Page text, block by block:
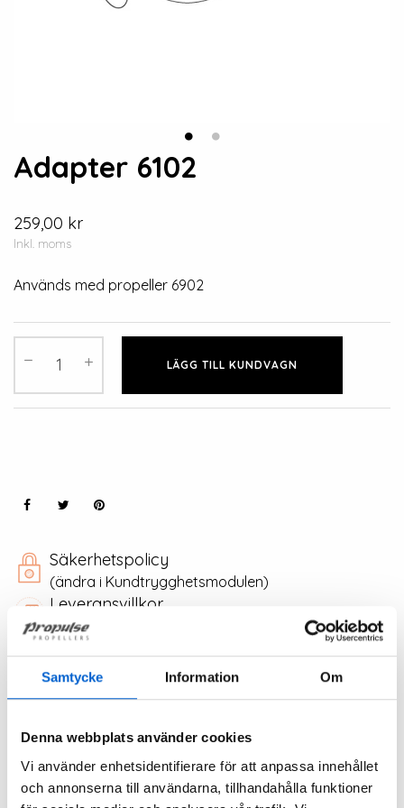
Samtycke Information Om
Denna webbplats använder cookies
Vi använder enhetsidentifierare för att anpassa innehållet
och annonserna till användarna, tillhandahålla funktioner
Adapter 6102
259,00 kr
Inkl. moms
Används med propeller 6902
LÄGG TILL KUNDVAGN
Säkerhetspolicy
(ändra i Kundtrygghetsmodulen)
Leveransvillkor
(ändra i Kundtrygghetsmodulen)
Returvillkor
(ändra i Kundtrygghetsmodulen)
6102-5